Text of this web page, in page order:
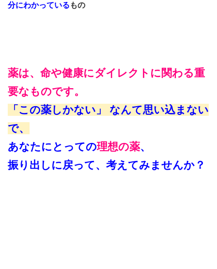
分にわかっている もの
薬は、命や健康にダイレクトに関わる重
要なものです。
「この薬しかない」 なんて思い込まない
で、
あなたにとっての理想の薬、
振り出しに戻って、考えてみませんか？